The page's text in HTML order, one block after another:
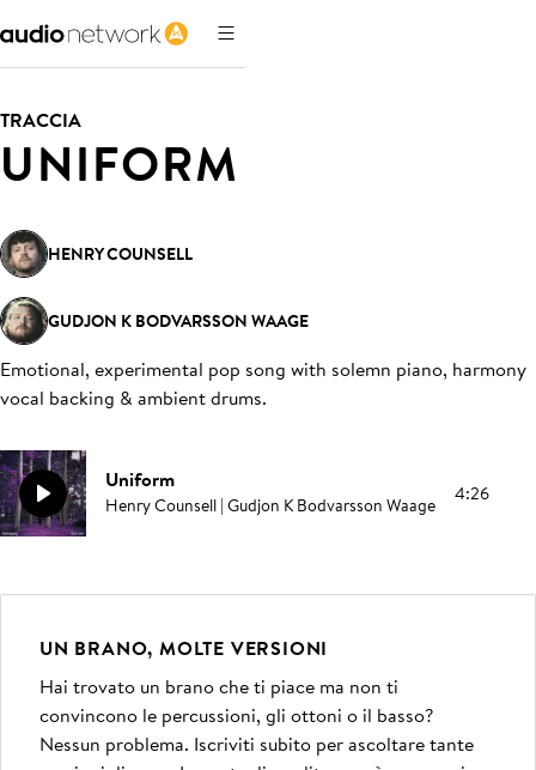
TRACCIA
UNIFORM
HENRY COUNSELL
GUDJON K BODVARSSON WAAGE
Emotional, experimental pop song with solemn piano, harmony
vocal backing & ambient drums.
Uniform
Henry Counsell | Gudjon K Bodvarsson Waage 4:26
UN BRANO, MOLTE VERSIONI
Hai trovato un brano che ti piace ma non ti
convincono le percussioni, gli ottoni o il basso?
Nessun problema. Iscriviti subito per ascoltare tante